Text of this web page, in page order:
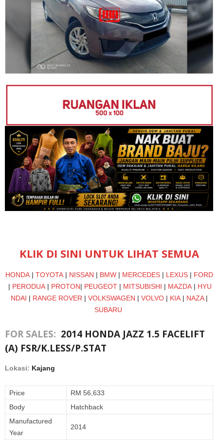
KLIK DI SINI UNTUK LIHAT SEMUA
HONDA| TOYOTA| NISSAN | BMW| MERCEDES| LEXUS| FORD
| PERODUA| PROTON| PEUGEOT | MITSUBISHI | MAZDA | HYU
NDAI | RANGE ROVER| VOLKSWAGEN | VOLVO| KIA | NAZA|
SUBARU
FOR SALES: 2014 HONDA JAZZ 1.5 FACELIFT
(A) FSR/K.LESS/P.STAT
Lokasi: Kajang
Price
RM 56,633
Body
Hatchback
Manufactured
Year
2014